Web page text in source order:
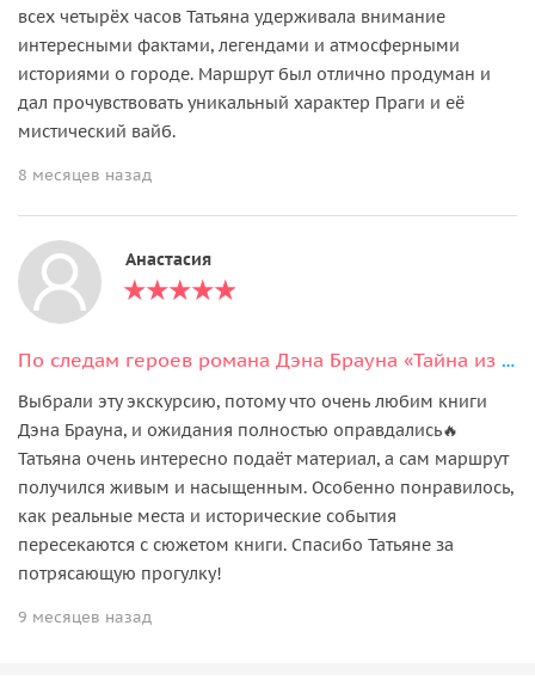
всех четырёх часов Татьяна удерживала внимание
интересными фактами, легендами и атмосферными
историями о городе. Маршрут был отлично продуман и
дал прочувствовать уникальный характер Праги и её
мистический вайб.
8 месяцев назад
Анастасия
По следам героев романа Дэна Брауна «Тайна из тайн» в Праге
Выбрали эту экскурсию, потому что очень любим книги
Дэна Брауна, и ожидания полностью оправдались🔥
Татьяна очень интересно подаёт материал, а сам маршрут
получился живым и насыщенным. Особенно понравилось,
как реальные места и исторические события
пересекаются с сюжетом книги. Спасибо Татьяне за
потрясающую прогулку!
9 месяцев назад